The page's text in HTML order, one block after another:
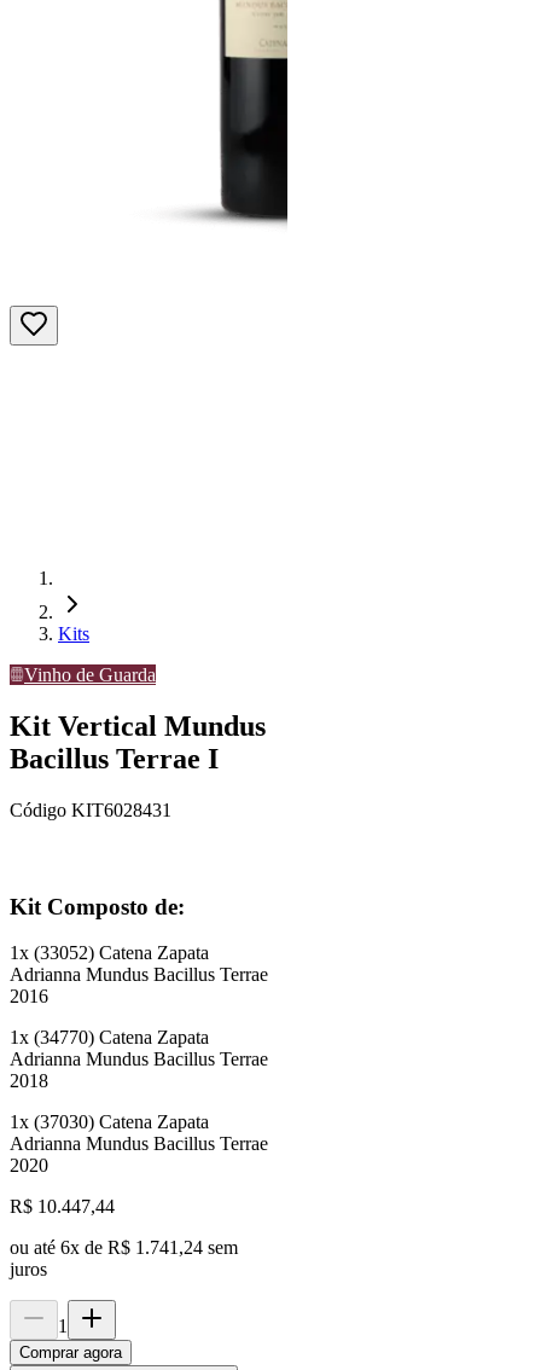
Kits
Vinho de Guarda
Kit Vertical Mundus
Bacillus Terrae I
Código KIT6028431
Kit Composto de:
1x (33052) Catena Zapata
Adrianna Mundus Bacillus Terrae
2016
1x (34770) Catena Zapata
Adrianna Mundus Bacillus Terrae
2018
1x (37030) Catena Zapata
Adrianna Mundus Bacillus Terrae
2020
R$ 10.447,44
ou até 6x de R$ 1.741,24 sem
juros
1
Comprar agora